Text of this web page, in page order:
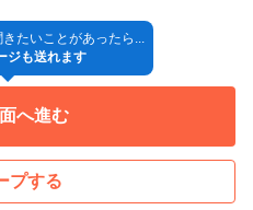
とても嬉しかったです。
タイリストさんも、
嬉しかったです。
みも可能な柔軟な制度。
ワークも、私たちの誇りです。
きれば嬉しいです！あなたと一
セージにてご連絡をさせていた
越しください！(オンライン面談
日を3つご入力ください。
たいことがあったら...
ジも送れます
へ進む
プする